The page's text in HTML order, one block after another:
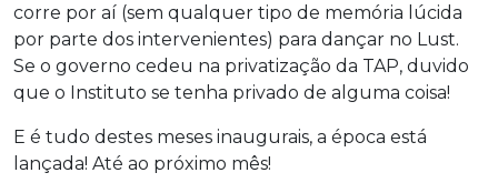
corre por aí (sem qualquer tipo de memória lúcida
por parte dos intervenientes) para dançar no Lust.
Se o governo cedeu na privatização da TAP, duvido
que o Instituto se tenha privado de alguma coisa!
E é tudo destes meses inaugurais, a época está
lançada! Até ao próximo mês!